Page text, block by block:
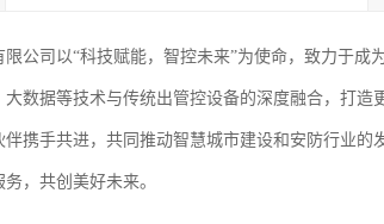
公司以“科技赋能，智控未来”为使命，致力于
大数据等技术与传统出管控设备的深度融合，打
伴携手共进，共同推动智慧城市建设和安防行业
，共创美好未来。